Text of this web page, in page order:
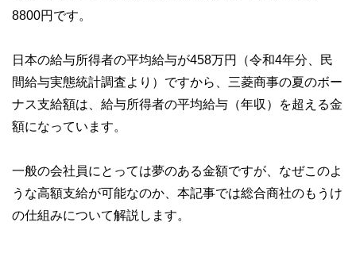
8800円です。
日本の給与所得者の平均給与が458万円（令和4年分、民
間給与実態統計調査より）ですから、三菱商事の夏のボー
ナス支給額は、給与所得者の平均給与（年収）を超える金
額になっています。
一般の会社員にとっては夢のある金額ですが、なぜこのよ
うな高額支給が可能なのか、本記事では総合商社のもうけ
の仕組みについて解説します。